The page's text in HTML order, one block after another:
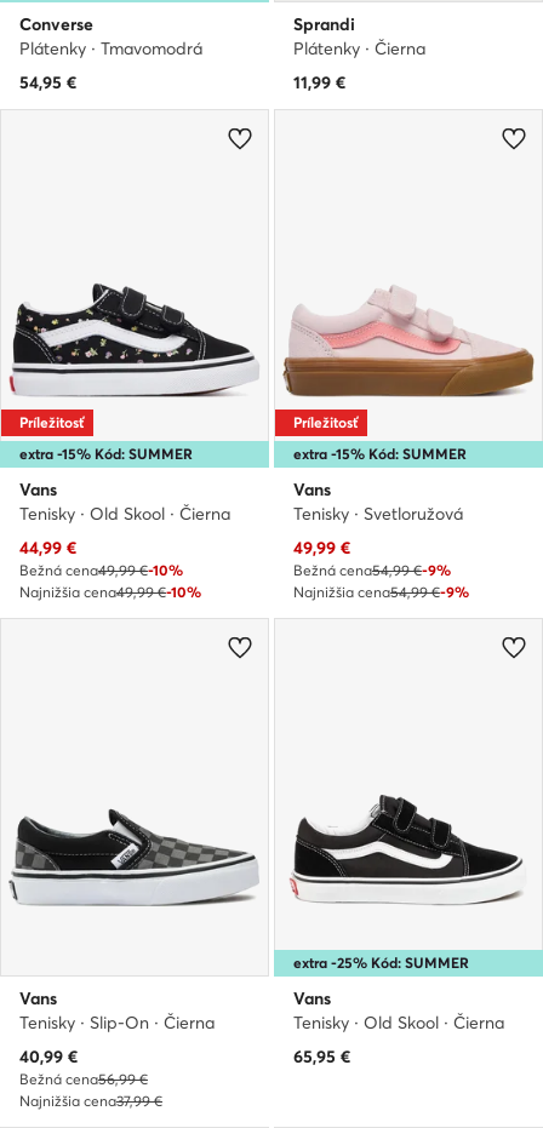
Converse
Plátenky · Tmavomodrá
54,95 €
Sprandi
Plátenky · Čierna
11,99 €
extra -15% Kód: SUMMER
Príležitosť
Vans
Tenisky · Old Skool · Čierna
Aktuálna cena
44,99 €
Bežná cena49,99 €-10%
Najnižšia cena49,99 €-10%
extra -15% Kód: SUMMER
Príležitosť
Vans
Tenisky · Svetloružová
Aktuálna cena
49,99 €
Bežná cena54,99 €-9%
Najnižšia cena54,99 €-9%
Vans
Tenisky · Slip-On · Čierna
Aktuálna cena
40,99 €
Bežná cena56,99 €
Najnižšia cena37,99 €
extra -25% Kód: SUMMER
Vans
Tenisky · Old Skool · Čierna
65,95 €